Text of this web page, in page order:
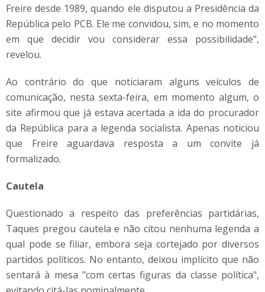
Freire desde 1989, quando ele disputou a Presidência da
República pelo PCB. Ele me convidou, sim, e no momento
em que decidir vou considerar essa possibilidade",
revelou.
Ao contrário do que noticiaram alguns veículos de
comunicação, nesta sexta-feira, em momento algum, o
site afirmou que já estava acertada a ida do procurador
da República para a legenda socialista. Apenas noticiou
que Freire aguardava resposta a um convite já
formalizado.
Cautela
Questionado a respeito das preferências partidárias,
Taques pregou cautela e não citou nenhuma legenda a
qual pode se filiar, embora seja cortejado por diversos
partidos políticos. No entanto, deixou implícito que não
sentará à mesa "com certas figuras da classe política",